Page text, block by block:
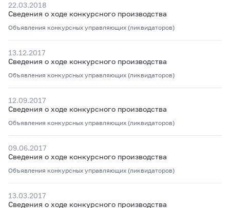
22.03.2018
Сведения о ходе конкурсного производства
Объявления конкурсных управляющих (ликвидаторов)
13.12.2017
Сведения о ходе конкурсного производства
Объявления конкурсных управляющих (ликвидаторов)
12.09.2017
Сведения о ходе конкурсного производства
Объявления конкурсных управляющих (ликвидаторов)
09.06.2017
Сведения о ходе конкурсного производства
Объявления конкурсных управляющих (ликвидаторов)
13.03.2017
Сведения о ходе конкурсного производства